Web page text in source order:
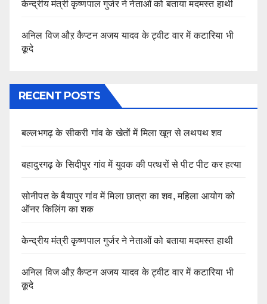
केन्द्रीय मंत्री कृष्णपाल गुर्जर ने नेताओं को बताया मदमस्त हाथी
अनिल विज औऱ कैप्टन अजय यादव के ट्वीट वार में कटारिया भी
कूदे
RECENT POSTS
बल्लभगढ़ के सीकरी गांव के खेतों में मिला खून से लथपथ शव
बहादुरगढ़ के सिदीपुर गांव में युवक की पत्थरों से पीट पीट कर हत्या
सोनीपत के बैयापुर गांव में मिला छात्रा का शव, महिला आयोग को
ऑनर किलिंग का शक
केन्द्रीय मंत्री कृष्णपाल गुर्जर ने नेताओं को बताया मदमस्त हाथी
अनिल विज औऱ कैप्टन अजय यादव के ट्वीट वार में कटारिया भी
कूदे